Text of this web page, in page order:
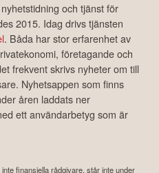
och tjänst för
2015. Idag drivs tjänsten
. Båda har stor erfarenhet av
företagande och
frekvent skrivs nyheter om till
Nyhetsappen som finns
åren laddats ner
ett användarbetyg som är
finansiella rådgivare, står inte under